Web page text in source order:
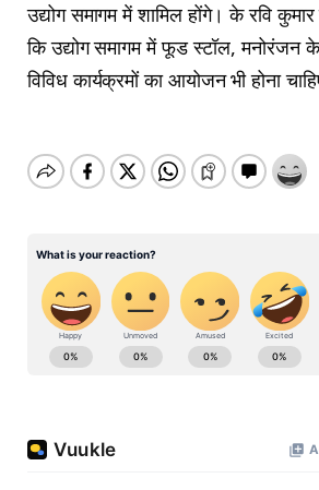
उद्योग समागम में शामिल होंगे। के रवि
कि उद्योग समागम में फूड स्टॉल, मनोरंजन
विविध कार्यक्रमों का आयोजन भी होना